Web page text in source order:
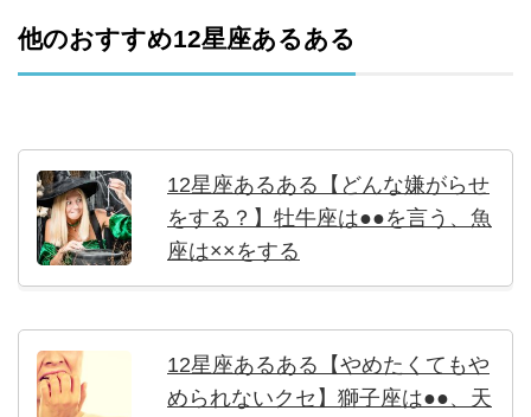
他のおすすめ12星座あるある
12星座あるある【どんな嫌がらせ
をする？】牡牛座は●●を言う、魚
座は××をする
12星座あるある【やめたくてもや
められないクセ】獅子座は●●、天